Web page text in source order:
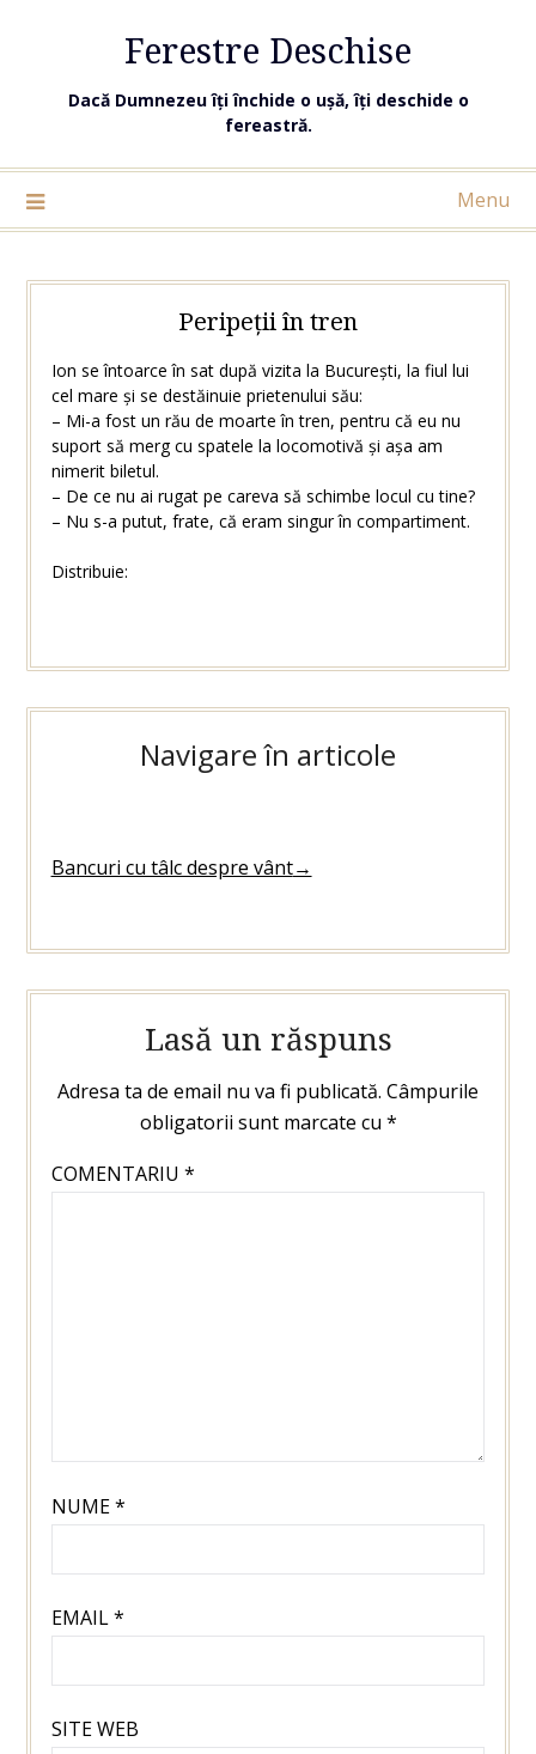
Ferestre Deschise
Dacă Dumnezeu îți închide o ușă, îți deschide o
fereastră.
Menu
Peripeții în tren
Ion se întoarce în sat după vizita la București, la fiul lui
cel mare și se destăinuie prietenului său:
– Mi-a fost un rău de moarte în tren, pentru că eu nu
suport să merg cu spatele la locomotivă și așa am
nimerit biletul.
– De ce nu ai rugat pe careva să schimbe locul cu tine?
– Nu s-a putut, frate, că eram singur în compartiment.
Distribuie:
Navigare în articole
Bancuri cu tâlc despre vânt→
Lasă un răspuns
Adresa ta de email nu va fi publicată. Câmpurile
obligatorii sunt marcate cu *
COMENTARIU *
NUME*
EMAIL*
SITE WEB